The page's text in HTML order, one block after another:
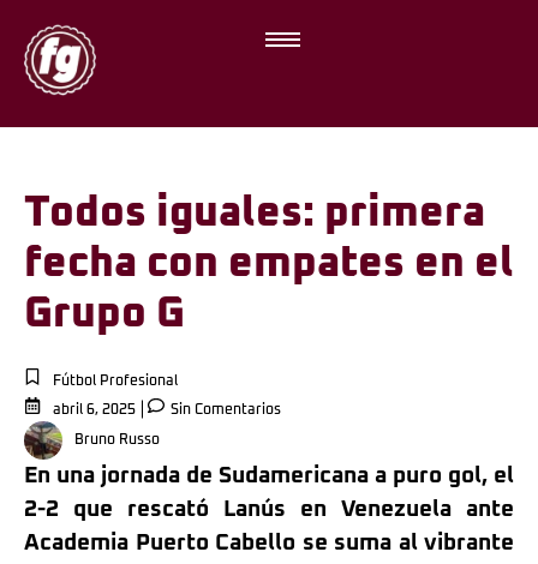
Todos iguales: primera
fecha con empates en el
Grupo G
Fútbol Profesional
abril 6, 2025
Sin Comentarios
Bruno Russo
En una jornada de Sudamericana a puro gol, el
2-2 que rescató Lanús en Venezuela ante
Academia Puerto Cabello se suma al vibrante